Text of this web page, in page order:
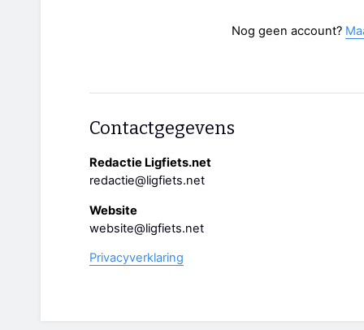
Nog geen account?
Contactgegevens
Redactie Ligfiets.net
redactie@ligfiets.net
Website
website@ligfiets.net
Privacyverklaring